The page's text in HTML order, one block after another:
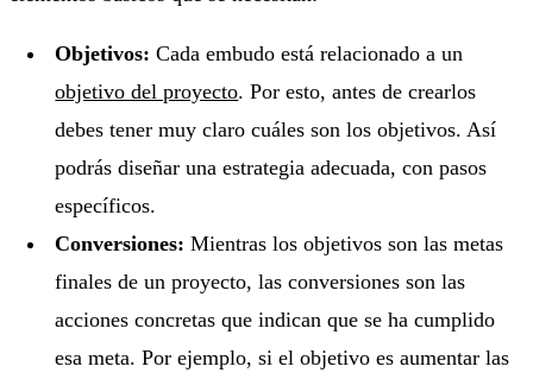
Objetivos: Cada embudo está relacionado a un
objetivo del proyecto. Por esto, antes de crearlos
debes tener muy claro cuáles son los objetivos. Así
podrás diseñar una estrategia adecuada, con pasos
específicos.
Conversiones: Mientras los objetivos son las metas
finales de un proyecto, las conversiones son las
acciones concretas que indican que se ha cumplido
esa meta. Por ejemplo, si el objetivo es aumentar las